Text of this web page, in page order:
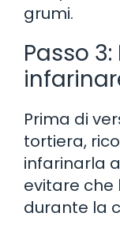
grumi.
Passo
Prima di
tortiera,
infarinarla
evitare
durante la